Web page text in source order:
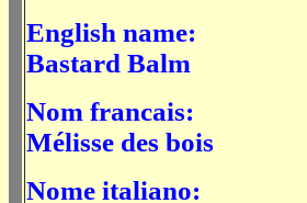
English name:
Bastard Balm
Nom francais:
Mélisse des bois
Nome italiano: